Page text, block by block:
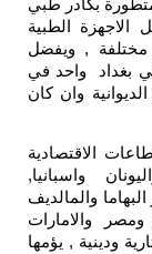
بكادر طبي
الطبية
, ويفضل
بغداد واحد في
وان كان
الاقتصادية
واسبانيا,
والمالديف
والامارات
ودينية , يؤمها